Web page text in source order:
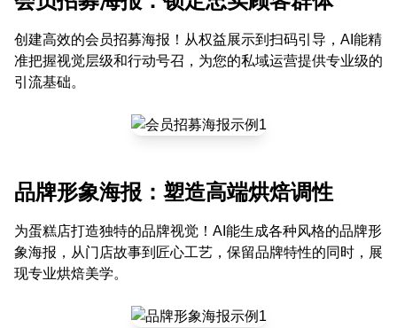
创建高效的会员招募海报！从权益展示到扫码引导，AI能精
准把握视觉层级和行动号召，为您的私域运营提供专业级的
引流基础。
品牌形象海报：塑造高端烘焙调性
为蛋糕店打造独特的品牌视觉！AI能生成各种风格的品牌形
象海报，从门店故事到匠心工艺，保留品牌特性的同时，展
现专业烘焙美学。